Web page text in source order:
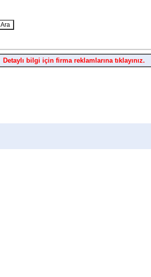
Detaylı bilgi için firma reklamlarına tıklayınız.